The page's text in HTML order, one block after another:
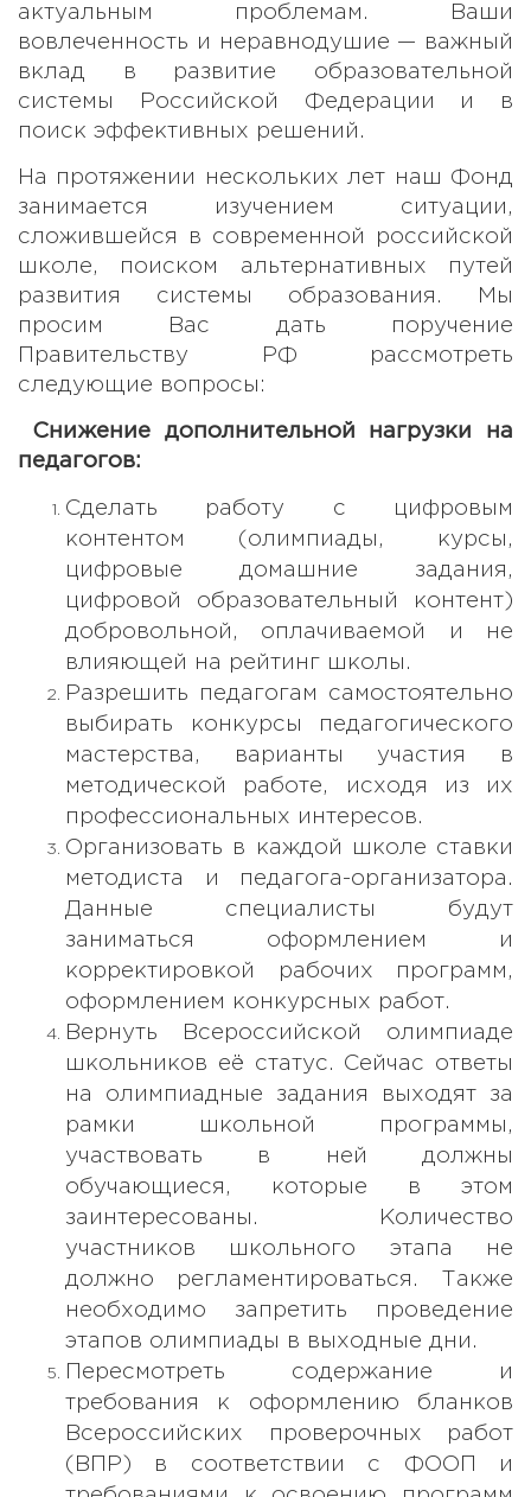
актуальным проблемам. Ваши
вовлеченность и неравнодушие — важный
вклад в развитие образовательной
системы Российской Федерации и в
поиск эффективных решений.
На протяжении нескольких лет наш Фонд
занимается изучением ситуации,
сложившейся в современной российской
школе, поиском альтернативных путей
развития системы образования. Мы
просим Вас дать поручение
Правительству РФ рассмотреть
следующие вопросы:
Снижение дополнительной нагрузки на
педагогов:
Сделать работу с цифровым
контентом (олимпиады, курсы,
цифровые домашние задания,
цифровой образовательный контент)
добровольной, оплачиваемой и не
влияющей на рейтинг школы.
Разрешить педагогам самостоятельно
выбирать конкурсы педагогического
мастерства, варианты участия в
методической работе, исходя из их
профессиональных интересов.
Организовать в каждой школе ставки
методиста и педагога-организатора.
Данные специалисты будут
заниматься оформлением и
корректировкой рабочих программ,
оформлением конкурсных работ.
Вернуть Всероссийской олимпиаде
школьников её статус. Сейчас ответы
на олимпиадные задания выходят за
рамки школьной программы,
участвовать в ней должны
обучающиеся, которые в этом
заинтересованы. Количество
участников школьного этапа не
должно регламентироваться. Также
необходимо запретить проведение
этапов олимпиады в выходные дни.
Пересмотреть содержание и
требования к оформлению бланков
Всероссийских проверочных работ
(ВПР) в соответствии с ФООП и